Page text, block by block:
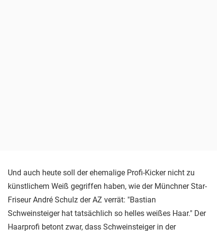
Und auch heute soll der ehemalige Profi-Kicker nicht zu
künstlichem Weiß gegriffen haben, wie der Münchner Star-
Friseur André Schulz der AZ verrät: "Bastian
Schweinsteiger hat tatsächlich so helles weißes Haar." Der
Haarprofi betont zwar, dass Schweinsteiger in der